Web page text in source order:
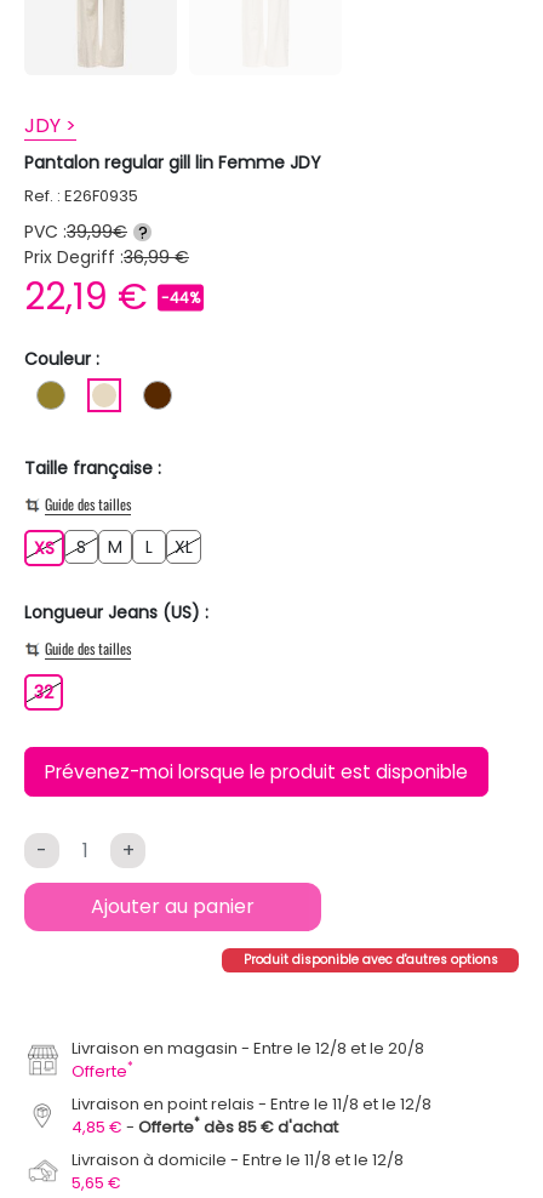
JDY >
Pantalon regular gill lin Femme JDY
Ref. : E26F0935
PVC :39,99€ ?
Prix Degriff :36,99 €
22,19 € -44%
Couleur :
KAKI BEIGE MARRON
Taille française :
Guide des tailles
XSXSSS M L XLXL
Longueur Jeans (US) :
Guide des tailles
3232
Prévenez-moi lorsque le produit est disponible
- +
Ajouter au panier
Produit disponible avec d'autres options
Livraison en magasin
Entre le 12/8 et le 20/8
Offerte*
Livraison en point relais
Entre le 11/8 et le 12/8
4,85 €
Offerte* dès 85 € d'achat
Livraison à domicile
Entre le 11/8 et le 12/8
5,65 €